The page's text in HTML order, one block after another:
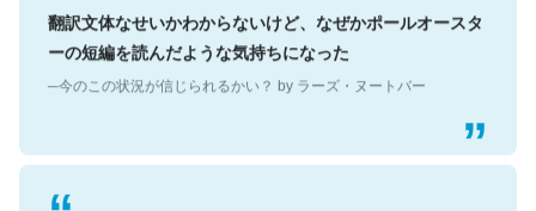
翻訳文体なせいかわからないけど、なぜかポールオースタ
ーの短編を読んだような気持ちになった
─今のこの状況が信じられるかい？ by ラーズ・ヌートバー